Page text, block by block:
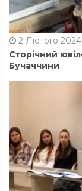
2 Лютого
Сторічний
Бучаччини